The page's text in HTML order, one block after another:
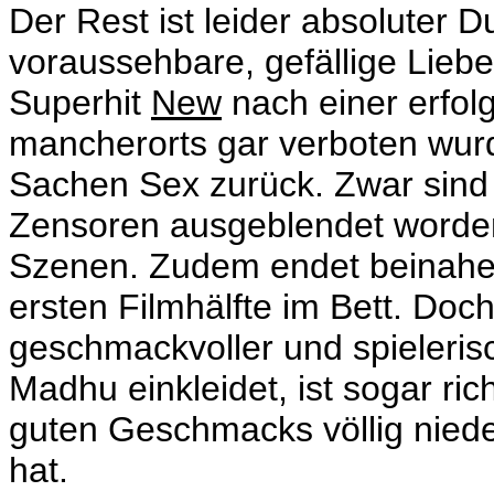
Der Rest ist leider absoluter
voraussehbare, gefällige
Superhit New nach einer
mancherorts gar verboten
Sachen Sex zurück. Zwar
Zensoren ausgeblendet
Szenen. Zudem endet
ersten Filmhälfte im Bett.
geschmackvoller und
Madhu einkleidet, ist sogar
guten Geschmacks völlig
hat.